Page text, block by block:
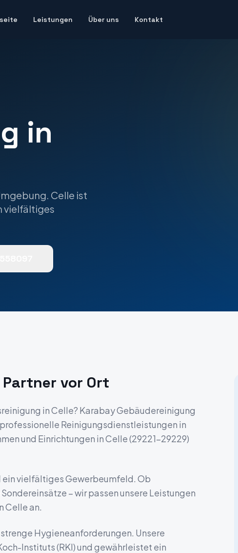
Leistungen Über uns Kontakt
in
Celle ist
vielfältiges
Partner vor Ort
inCelle? Karabay Gebäudereinigung
Reinigungsdienstleistungen in
und Einrichtungen inCelle(29221-29229)
vielfältiges Gewerbeumfeld. Ob
– wir passen unsere Leistungen
Cellean.
Hygieneanforderungen. Unsere
Instituts (RKI) und gewährleistet ein